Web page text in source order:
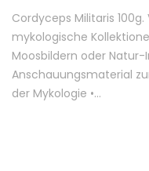
Cordyceps Militaris
mykologische
Moosbildern oder Natur-
Anschauungsmaterial
der Mykologie •…